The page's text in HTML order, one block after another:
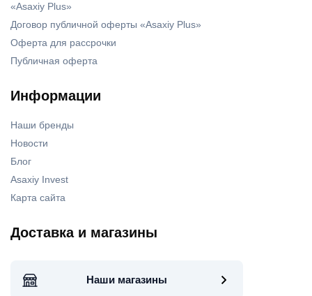
«Asaxiy Plus»
Договор публичной оферты «Asaxiy Plus»
Оферта для рассрочки
Публичная оферта
Информации
Наши бренды
Новости
Блог
Asaxiy Invest
Карта сайта
Доставка и магазины
Наши магазины